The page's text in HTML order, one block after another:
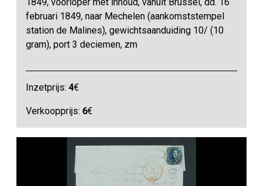
februari 1849, naar Mechelen (aankomststempel
station de Malines), gewichtsaanduiding 10/ (10
gram), port 3 deciemen, zm
Inzetprijs:4€
Verkoopprijs: 6€